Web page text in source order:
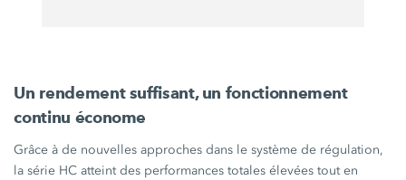
Un rendement suffisant, un fonctionnement
continu économe
Grâce à de nouvelles approches dans le système de régulation,
lasérie HC atteint des performances totales élevées tout en